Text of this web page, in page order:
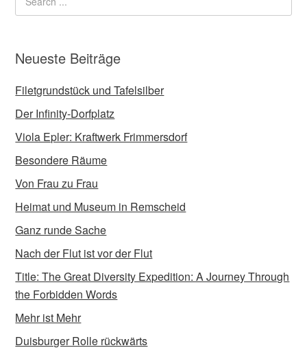
Neueste Beiträge
Filetgrundstück und Tafelsilber
Der Infinity-Dorfplatz
Viola Epler: Kraftwerk Frimmersdorf
Besondere Räume
Von Frau zu Frau
Heimat und Museum in Remscheid
Ganz runde Sache
Nach der Flut ist vor der Flut
Title: The Great Diversity Expedition: A Journey Through
the Forbidden Words
Mehr ist Mehr
Duisburger Rolle rückwärts